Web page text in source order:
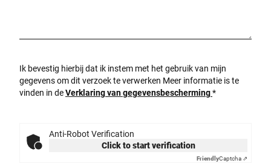
Ik bevestig hierbij dat ik instem met het gebruik van mijn
gegevens om dit verzoek te verwerken Meer informatie is te
vinden in deVerklaring van gegevensbescherming*
Anti-Robot Verification
Click to start verification
FriendlyCaptcha ⇗